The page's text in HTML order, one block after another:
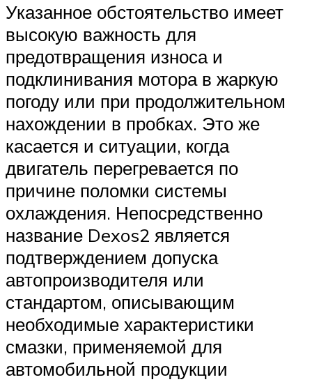
Указанное обстоятельство имеет
высокую важность для
предотвращения износа и
подклинивания мотора в жаркую
погоду или при продолжительном
нахождении в пробках. Это же
касается и ситуации, когда
двигатель перегревается по
причине поломки системы
охлаждения. Непосредственно
название Dexos2 является
подтверждением допуска
автопроизводителя или
стандартом, описывающим
необходимые характеристики
смазки, применяемой для
автомобильной продукции